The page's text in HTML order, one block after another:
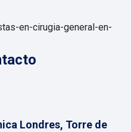
Londres, Torre de